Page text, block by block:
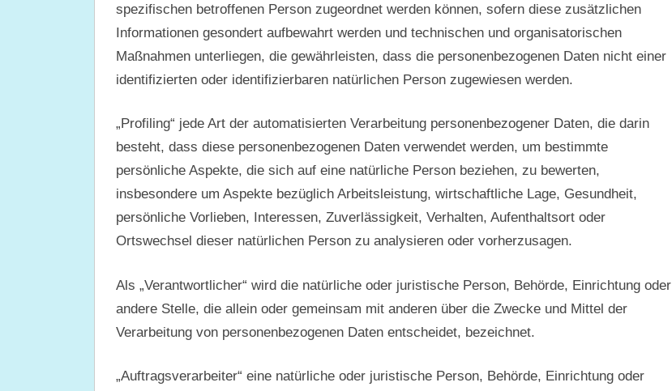
spezifischen betroffenen Person zugeordnet werden können, sofern diese zusätzlichen
Informationen gesondert aufbewahrt werden und technischen und organisatorischen
Maßnahmen unterliegen, die gewährleisten, dass die personenbezogenen Daten nicht einer
identifizierten oder identifizierbaren natürlichen Person zugewiesen werden.
„Profiling“ jede Art der automatisierten Verarbeitung personenbezogener Daten, die darin
besteht, dass diese personenbezogenen Daten verwendet werden, um bestimmte
persönliche Aspekte, die sich auf eine natürliche Person beziehen, zu bewerten,
insbesondere um Aspekte bezüglich Arbeitsleistung, wirtschaftliche Lage, Gesundheit,
persönliche Vorlieben, Interessen, Zuverlässigkeit, Verhalten, Aufenthaltsort oder
Ortswechsel dieser natürlichen Person zu analysieren oder vorherzusagen.
Als „Verantwortlicher“ wird die natürliche oder juristische Person, Behörde, Einrichtung oder
andere Stelle, die allein oder gemeinsam mit anderen über die Zwecke und Mittel der
Verarbeitung von personenbezogenen Daten entscheidet, bezeichnet.
„Auftragsverarbeiter“ eine natürliche oder juristische Person, Behörde, Einrichtung oder